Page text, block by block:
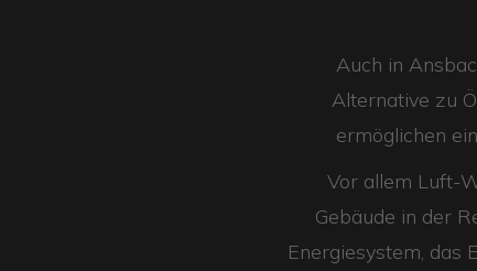
Auch in
Alternative zu
ermöglichen
Vor allem Luft-
Gebäude in der
Energiesystem, das